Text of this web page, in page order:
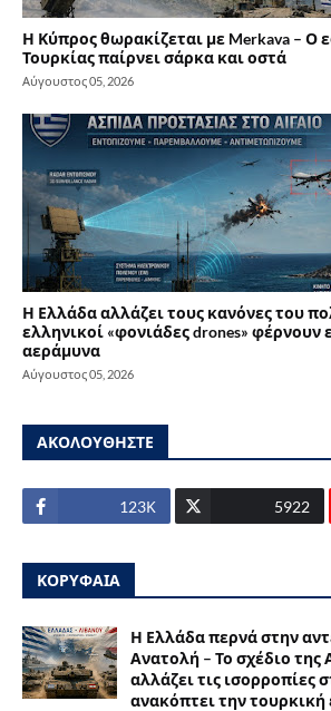
Η Κύπρος θωρακίζεται με Merkava – Ο
Τουρκίας παίρνει σάρκα και οστά
Αύγουστος 05, 2026
Η Ελλάδα αλλάζει τους κανόνες του
ελληνικοί «φονιάδες drones»
αεράμυνα
Αύγουστος 05, 2026
ΑΚΟΛΟΥΘΗΣΤΕ
123Κ 5922
ΚΟΡΥΦΑΙΑ
Η Ελλάδα περνά στην
Ανατολή – Το σχέδιο της
αλλάζει τις ισορροπίες
ανακόπτει την τουρκική